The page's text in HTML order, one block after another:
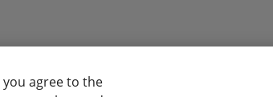
you agree to the